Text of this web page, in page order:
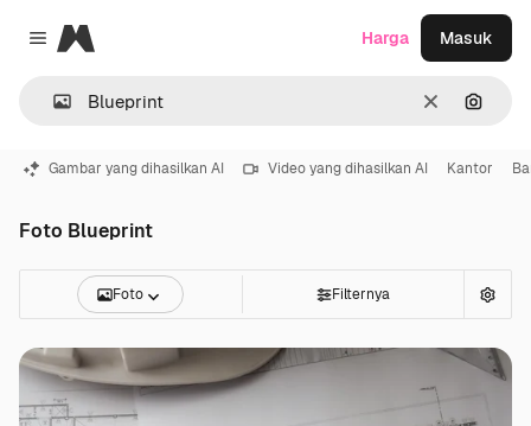
Close menu
Magnific
Jernih
Harga Masuk
Gambar yang dihasilkan AI Video yang dihasilkan AI Kantor
Foto Blueprint
Foto Filternya